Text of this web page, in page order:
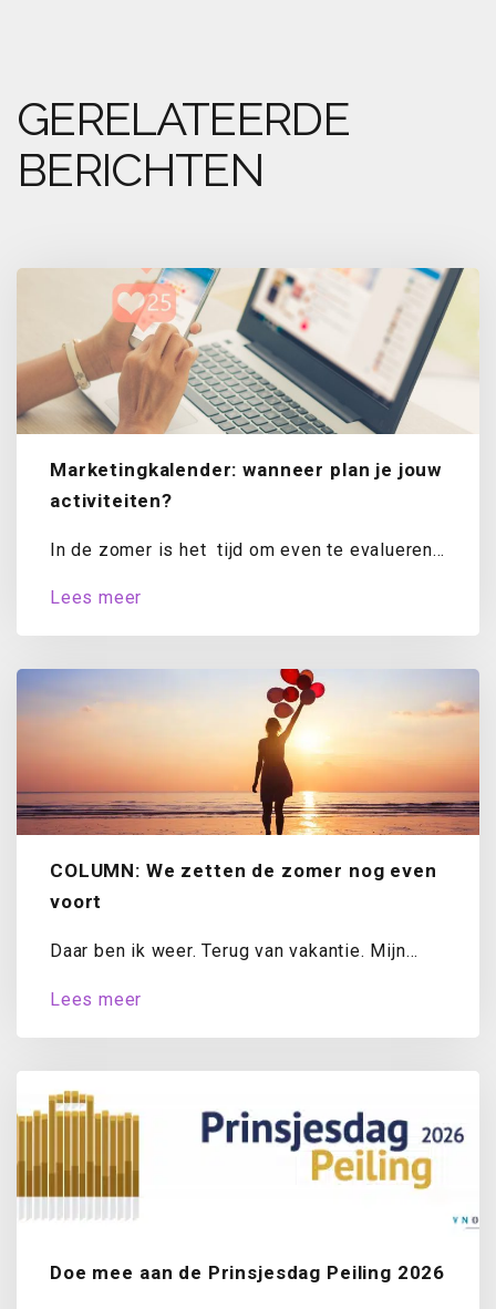
GERELATEERDE
BERICHTEN
Marketingkalender: wanneer plan je jouw
activiteiten?
In de zomer is het tijd om even te evalueren.
Lees meer
COLUMN: We zetten de zomer nog even
voort
Daar ben ik weer. Terug van vakantie. Mijn
Lees meer
Doe mee aan de Prinsjesdag Peiling 2026